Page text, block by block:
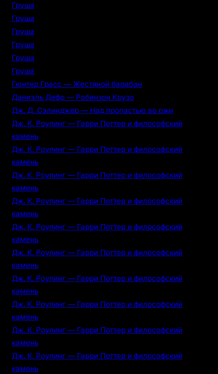
Груша
Груша
Груша
Груша
Груша
Груша
Гюнтер Грасс — Жестяной барабан
Даниэль Дефо — Робинзон Крузо
Дж. Д. Сэлинджер — Над пропастью во ржи
Дж. К. Роулинг — Гарри Поттер и философский
камень
Дж. К. Роулинг — Гарри Поттер и философский
камень
Дж. К. Роулинг — Гарри Поттер и философский
камень
Дж. К. Роулинг — Гарри Поттер и философский
камень
Дж. К. Роулинг — Гарри Поттер и философский
камень
Дж. К. Роулинг — Гарри Поттер и философский
камень
Дж. К. Роулинг — Гарри Поттер и философский
камень
Дж. К. Роулинг — Гарри Поттер и философский
камень
Дж. К. Роулинг — Гарри Поттер и философский
камень
Дж. К. Роулинг — Гарри Поттер и философский
камень